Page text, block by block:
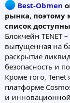
Best-Obmen
рынка, поэтому
список
Блокчейн TENET
выпущенная на
раскрытие
безопасность и
Кроме того,
платформе
и инновационной